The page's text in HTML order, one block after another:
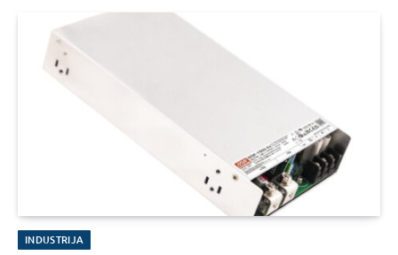
INDUSTRIJA